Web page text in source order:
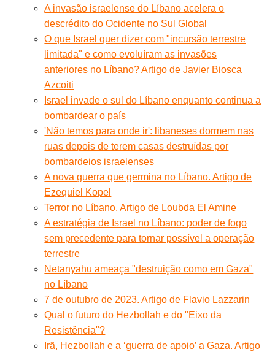
A invasão israelense do Líbano acelera o
descrédito do Ocidente no Sul Global
O que Israel quer dizer com "incursão terrestre
limitada" e como evoluíram as invasões
anteriores no Líbano? Artigo de Javier Biosca
Azcoiti
Israel invade o sul do Líbano enquanto continua a
bombardear o país
'Não temos para onde ir': libaneses dormem nas
ruas depois de terem casas destruídas por
bombardeios israelenses
A nova guerra que germina no Líbano. Artigo de
Ezequiel Kopel
Terror no Líbano. Artigo de Loubda El Amine
A estratégia de Israel no Líbano: poder de fogo
sem precedente para tornar possível a operação
terrestre
Netanyahu ameaça "destruição como em Gaza"
no Líbano
7 de outubro de 2023. Artigo de Flavio Lazzarin
Qual o futuro do Hezbollah e do "Eixo da
Resistência"?
Irã, Hezbollah e a ‘guerra de apoio’ a Gaza. Artigo